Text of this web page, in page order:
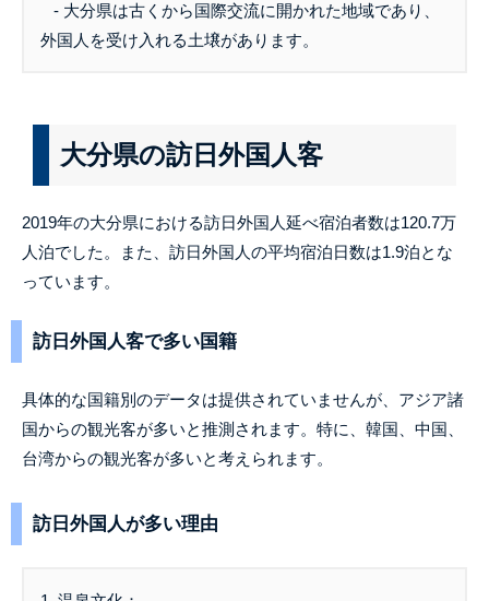
- 大分県は古くから国際交流に開かれた地域であり、
外国人を受け入れる土壌があります。
大分県の訪日外国人客
2019年の大分県における訪日外国人延べ宿泊者数は120.7万
人泊でした。また、訪日外国人の平均宿泊日数は1.9泊とな
っています。
訪日外国人客で多い国籍
具体的な国籍別のデータは提供されていませんが、アジア諸
国からの観光客が多いと推測されます。特に、韓国、中国、
台湾からの観光客が多いと考えられます。
訪日外国人が多い理由